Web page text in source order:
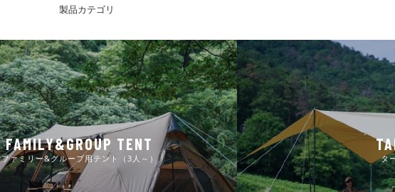
製品カテゴリ
FAMILY&GROUP TENT
ファミリー&グループ用テント（3人～） タ